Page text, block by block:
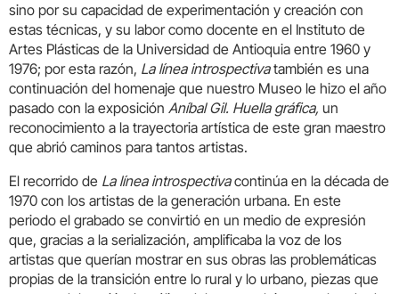
sino por su capacidad de experimentación y creación con
estas técnicas, y su labor como docente en el Instituto de
Artes Plásticas de la Universidad de Antioquia entre 1960 y
1976; por esta razón, La línea introspectivatambién es una
continuación del homenaje que nuestro Museo le hizo el año
pasado con la exposición Aníbal Gil. Huella gráfica, un
reconocimiento a la trayectoria artística de este gran maestro
que abrió caminos para tantos artistas.
El recorrido de La línea introspectivacontinúa en la década de
1970 con los artistas de la generación urbana. En este
periodo el grabado se convirtió en un medio de expresión
que, gracias a la serialización, amplificaba la voz de los
artistas que querían mostrar en sus obras las problemáticas
propias de la transición entre lo rural y lo urbano, piezas que